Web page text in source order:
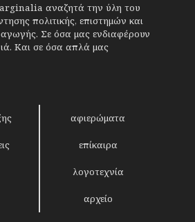
αναζητά την ύλη του
πολιτικής, επιστημών και
Σε όσα μας ενδιαφέρουν
Και σε όσα απλά μας
αφιερώματα
επίκαιρα
λογοτεχνία
αρχείο